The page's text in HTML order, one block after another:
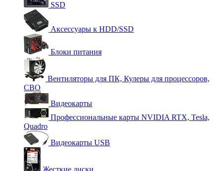
SSD
Аксессуары к HDD/SSD
Блоки питания
Вентиляторы для ПК, Кулеры для процессоров,
СВО
Видеокарты
Профессиональные карты NVIDIA RTX, Tesla,
Quadro
Видеокарты USB
Жесткие диски